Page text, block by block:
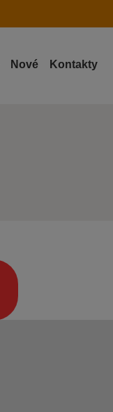
Nové Kontakty